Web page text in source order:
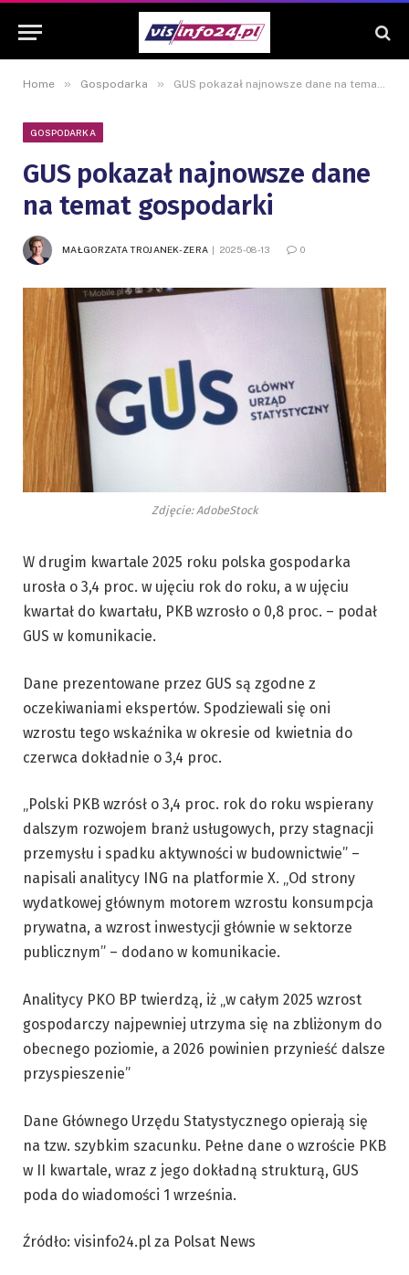
Home » Gospodarka » GUS pokazał najnowsze dane na temat gospodarki
GOSPODARKA
GUS pokazał najnowsze dane
na temat gospodarki
MAŁGORZATA TROJANEK-ZERA 2025-08-13 0
Zdjęcie: AdobeStock
W drugim kwartale 2025 roku polska gospodarka
urosła o 3,4 proc. w ujęciu rok do roku, a w ujęciu
kwartał do kwartału, PKB wzrosło o 0,8 proc. – podał
GUS w komunikacie.
Dane prezentowane przez GUS są zgodne z
oczekiwaniami ekspertów. Spodziewali się oni
wzrostu tego wskaźnika w okresie od kwietnia do
czerwca dokładnie o 3,4 proc.
„Polski PKB wzrósł o 3,4 proc. rok do roku wspierany
dalszym rozwojem branż usługowych, przy stagnacji
przemysłu i spadku aktywności w budownictwie” –
napisali analitycy ING na platformie X. „Od strony
wydatkowej głównym motorem wzrostu konsumpcja
prywatna, a wzrost inwestycji głównie w sektorze
publicznym” – dodano w komunikacie.
Analitycy PKO BP twierdzą, iż „w całym 2025 wzrost
gospodarczy najpewniej utrzyma się na zbliżonym do
obecnego poziomie, a 2026 powinien przynieść dalsze
przyspieszenie”
Dane Głównego Urzędu Statystycznego opierają się
na tzw. szybkim szacunku. Pełne dane o wzroście PKB
w II kwartale, wraz z jego dokładną strukturą, GUS
poda do wiadomości 1 września.
Źródło: visinfo24.pl za Polsat News